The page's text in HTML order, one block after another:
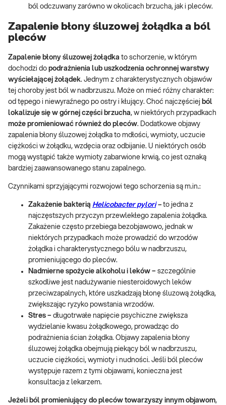
ból odczuwany zarówno w okolicach brzucha, jak i pleców.
Zapalenie błony śluzowej żołądka a ból
pleców
Zapalenie błony śluzowej żołądka to schorzenie, w którym
dochodzi do podrażnienia lub uszkodzenia ochronnej warstwy
wyściełającej żołądek. Jednym z charakterystycznych objawów
tej choroby jest ból w nadbrzuszu. Może on mieć różny charakter:
od tępego i niewyraźnego po ostry i kłujący. Choć najczęściej ból
lokalizuje się w górnej części brzucha, w niektórych przypadkach
może promieniować również do pleców. Dodatkowe objawy
zapalenia błony śluzowej żołądka to mdłości, wymioty, uczucie
ciężkości w żołądku, wzdęcia oraz odbijanie. U niektórych osób
mogą wystąpić także wymioty zabarwione krwią, co jest oznaką
bardziej zaawansowanego stanu zapalnego.
Czynnikami sprzyjającymi rozwojowi tego schorzenia są m.in.:
Zakażenie bakterią Helicobacter pylori–to jedna z
najczęstszych przyczyn przewlekłego zapalenia żołądka.
Zakażenie często przebiega bezobjawowo, jednak w
niektórych przypadkach może prowadzić do wrzodów
żołądka i charakterystycznego bólu w nadbrzuszu,
promieniującego do pleców.
Nadmierne spożycie alkoholu i leków – szczególnie
szkodliwe jest nadużywanie niesteroidowych leków
przeciwzapalnych, które uszkadzają błonę śluzową żołądka,
zwiększając ryzyko powstania wrzodów.
Stres – długotrwałe napięcie psychiczne zwiększa
wydzielanie kwasu żołądkowego, prowadząc do
podrażnienia ścian żołądka. Objawy zapalenia błony
śluzowej żołądka obejmują piekący ból w nadbrzuszu,
uczucie ciężkości, wymioty i nudności. Jeśli ból pleców
występuje razem z tymi objawami, konieczna jest
konsultacja z lekarzem.
Jeżeli ból promieniujący do pleców towarzyszy innym objawom,